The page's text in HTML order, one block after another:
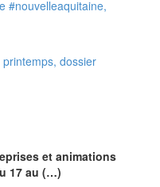
et animations
17 au (…)